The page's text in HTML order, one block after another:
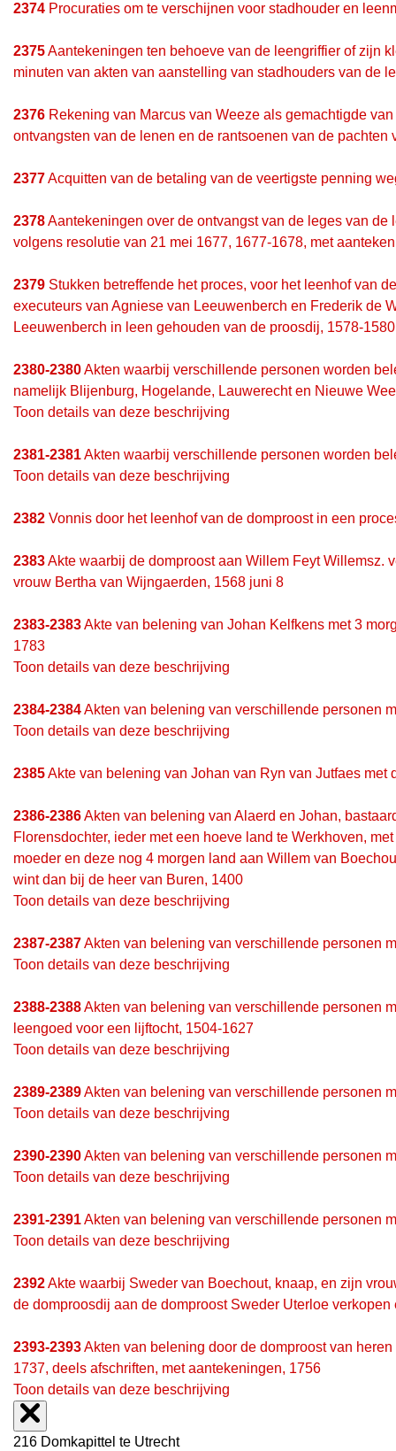
2374 Procuraties om te verschijnen voor stadhouder en
2375Aantekeningen ten behoeve van de leengriffier of zijn
minuten van akten van aanstelling van stadhouders van de
2376 Rekening van Marcus van Weeze als gemachtigde
ontvangsten van de lenen en de rantsoenen van de
2377Acquitten van de betaling van de veertigste penning
2378Aantekeningen over de ontvangst van de leges van
volgens resolutie van 21 mei 1677, 1677-1678, met
2379 Stukken betreffende het proces, voor het leenhof van
executeurs van Agniese van Leeuwenberch en Frederik de
Leeuwenberch in leen gehouden van de proosdij, 1578-1580
2380-2380Akten waarbij verschillende personen worden
namelijk Blijenburg, Hogelande, Lauwerecht en Nieuwe
Toon details van deze beschrijving
2381-2381Akten waarbij verschillende personen worden
Toon details van deze beschrijving
2382 Vonnis door het leenhof van de domproost in een
2383Akte waarbij de domproost aan Willem Feyt Willemsz.
vrouw Bertha van Wijngaerden, 1568 juni 8
2383-2383Akte van belening van Johan Kelfkens met 3
1783
Toon details van deze beschrijving
2384-2384Akten van belening van verschillende personen
Toon details van deze beschrijving
2385Akte van belening van Johan van Ryn van Jutfaes
2386-2386Akten van belening van Alaerd en Johan,
Florensdochter, ieder met een hoeve land te Werkhoven,
moeder en deze nog 4 morgen land aan Willem van
wint dan bij de heer van Buren, 1400
Toon details van deze beschrijving
2387-2387Akten van belening van verschillende personen
Toon details van deze beschrijving
2388-2388Akten van belening van verschillende personen
leengoed voor een lijftocht, 1504-1627
Toon details van deze beschrijving
2389-2389Akten van belening van verschillende personen
Toon details van deze beschrijving
2390-2390Akten van belening van verschillende personen
Toon details van deze beschrijving
2391-2391Akten van belening van verschillende personen
Toon details van deze beschrijving
2392Akte waarbij Sweder van Boechout, knaap, en zijn
de domproosdij aan de domproost Sweder Uterloe verkopen
2393-2393Akten van belening door de domproost van
1737, deels afschriften, met aantekeningen, 1756
Toon details van deze beschrijving
216 Domkapittel te Utrecht